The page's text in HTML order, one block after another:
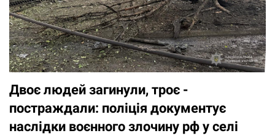
Двоє людей загинули, троє -
постраждали: поліція документує
наслідки воєнного злочину рф у селі